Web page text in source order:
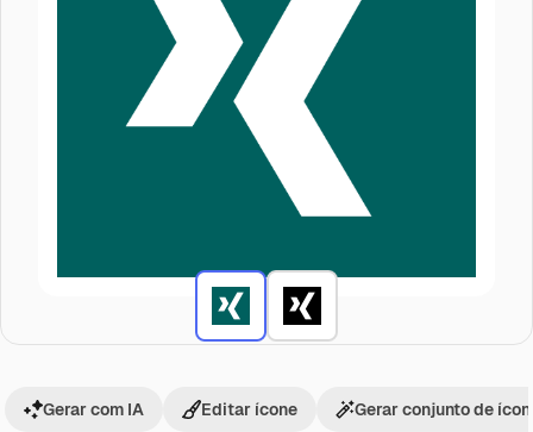
Gerar com IA Editar ícone Gerar conjunto de